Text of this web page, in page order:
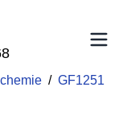
/ GF1251